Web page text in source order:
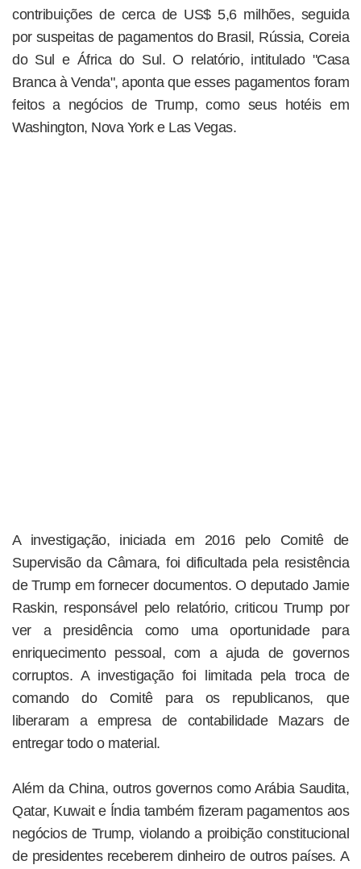
contribuições de cerca de US$ 5,6 milhões, seguida
por suspeitas de pagamentos do Brasil, Rússia, Coreia
do Sul e África do Sul. O relatório, intitulado "Casa
Branca à Venda", aponta que esses pagamentos foram
feitos a negócios de Trump, como seus hotéis em
Washington, Nova York e Las Vegas.
A investigação, iniciada em 2016 pelo Comitê de
Supervisão da Câmara, foi dificultada pela resistência
de Trump em fornecer documentos. O deputado Jamie
Raskin, responsável pelo relatório, criticou Trump por
ver a presidência como uma oportunidade para
enriquecimento pessoal, com a ajuda de governos
corruptos. A investigação foi limitada pela troca de
comando do Comitê para os republicanos, que
liberaram a empresa de contabilidade Mazars de
entregar todo o material.
Além da China, outros governos como Arábia Saudita,
Qatar, Kuwait e Índia também fizeram pagamentos aos
negócios de Trump, violando a proibição constitucional
de presidentes receberem dinheiro de outros países. A